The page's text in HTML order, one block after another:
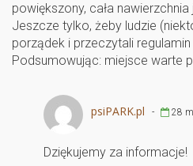
powiększony, cała
Jeszcze tylko, żeby ludzie
porządek i przeczytali
Podsumowując: miejsce warte
psiPARK.pl - 28
Dziękujemy za informacje!